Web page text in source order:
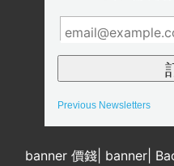
Previous Newsletters
banner 價錢 banner